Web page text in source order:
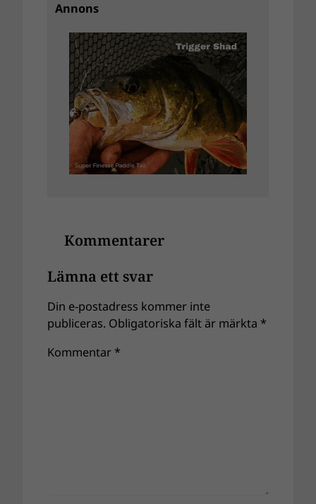
Annons
Kommentarer
Lämna ett svar
Din e-postadress kommer inte
publiceras. Obligatoriska fält är märkta *
Kommentar *